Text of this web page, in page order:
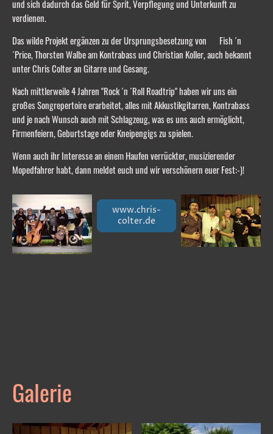
und sich dadurch das Geld für Sprit, Verpflegung und Unterkunft zu
verdienen.
Das wilde Projekt ergänzen zu der Ursprungsbesetzung von Fish ´n
´Price, Thorsten Walbe am Kontrabass und Christian Koller, auch bekannt
unter Chris Colter an Gitarre und Gesang.
Nach mittlerweile 4 Jahren "Rock ´n ´Roll Roadtrip" haben wir uns ein
großes Songrepertoire erarbeitet, alles mit Akkustikgitarren, Kontrabass
und je nach Wunsch auch mit Schlagzeug, was es uns auch ermöglicht,
Firmenfeiern, Geburtstage oder Kneipengigs zu spielen.
Wenn auch ihr Interesse an einem Haufen verrückter, musizierender
Mopedfahrer habt, dann meldet euch und wir verschönern euer Fest:-)!
www.chris-
colter.de
Galerie